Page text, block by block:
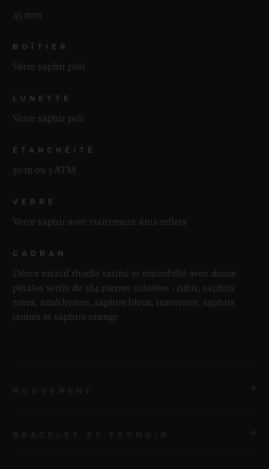
45 mm
BOÎTIER
Verre saphir poli
LUNETTE
Verre saphir poli
ÉTANCHÉITÉ
50 m ou 5 ATM
VERRE
Verre saphir avec traitement anti-reflets
CADRAN
Décor rotatif rhodié satiné et microbillé avec douze
pétales sertis de 384 pierres colorées : rubis, saphirs
roses, améthystes, saphirs bleus, tsavorites, saphirs
jaunes et saphirs orange